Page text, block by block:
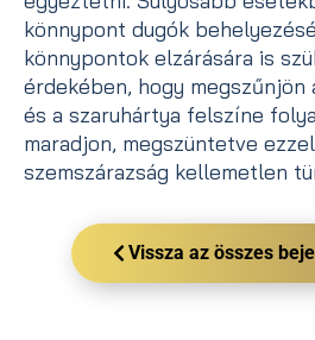
könnypont dugók
könnypontok elzárására is
érdekében, hogy megszűnjön
és a szaruhártya felszíne
maradjon, megszüntetve
szemszárazság kellemetlen
Vissza az összes